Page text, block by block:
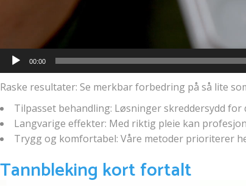
00:00
Raske resultater: Se merkbar forbedring på så lite
Tilpasset behandling: Løsninger skreddersydd
Langvarige effekter: Med riktig pleie kan
Trygg og komfortabel: Våre metoder prioriterer
Tannbleking kort fortalt